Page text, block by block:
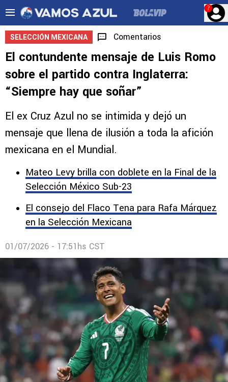
?
SELECCIÓN MEXICANA Comentarios
El contundente mensaje de Luis Romo
sobre el partido contra Inglaterra:
“Siempre hay que soñar”
El ex Cruz Azul no se intimida y dejó un
mensaje que llena de ilusión a toda la afición
mexicana en el Mundial.
Mateo Levy brilla con doblete en la Final de la
Selección México Sub-23
El consejo del Flaco Tena para Rafa Márquez
en la Selección Mexicana
01/07/2026 - 17:51hs CST